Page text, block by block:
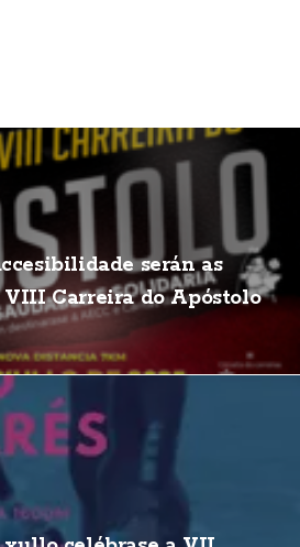
serán as
Carreira do Apóstolo